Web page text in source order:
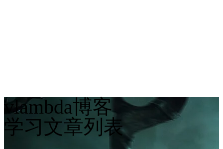
vlambda博客
学习文章列表